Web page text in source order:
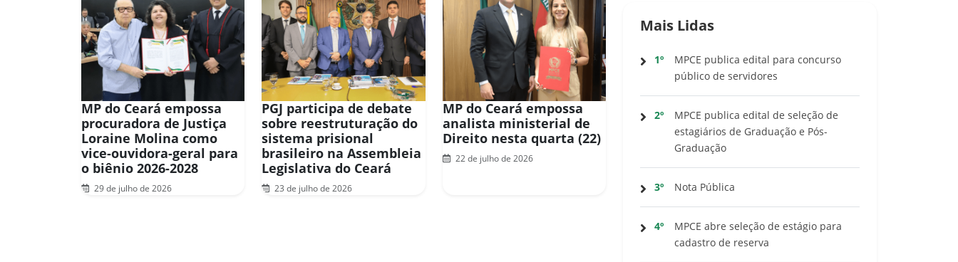
MP do Ceará empossa
procuradora de Justiça
Loraine Molina como
vice-ouvidora-geral para
o biênio 2026-2028
29 de julho de 2026
PGJ participa de debate
sobre reestruturação do
sistema prisional
brasileiro na Assembleia
Legislativa do Ceará
23 de julho de 2026
MP do Ceará empossa
analista ministerial de
Direito nesta quarta (22)
22 de julho de 2026
Mais Lidas
1º
MPCE publica edital para concurso
público de servidores
2º
MPCE publica edital de seleção de
estagiários de Graduação e Pós-
Graduação
3º Nota Pública
4º
MPCE abre seleção de estágio para
cadastro de reserva